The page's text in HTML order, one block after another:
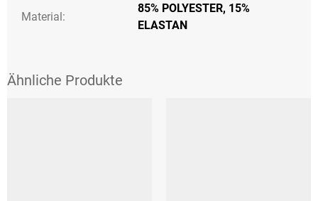
Material:
85% POLYESTER, 15%
ELASTAN